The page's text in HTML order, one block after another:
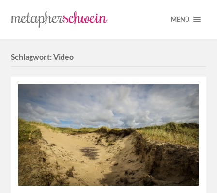
MENÜ
Schlagwort:Video